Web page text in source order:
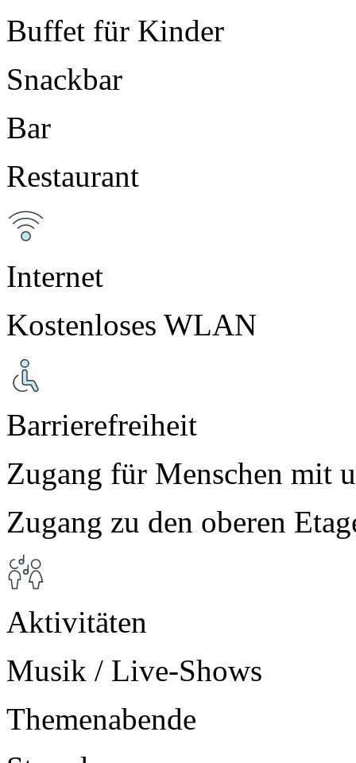
Buffet für Kinder
Snackbar
Bar
Restaurant
Internet
Kostenloses WLAN
Barrierefreiheit
Zugang für Menschen mit
Zugang zu den oberen
Aktivitäten
Musik / Live-Shows
Themenabende